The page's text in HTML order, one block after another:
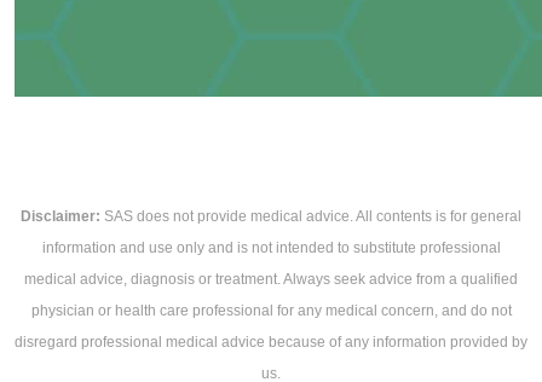
Disclaimer: SAS does not provide medical advice. All contents is for general
information and use only and is not intended to substitute professional
medical advice, diagnosis or treatment. Always seek advice from a qualified
physician or health care professional for any medical concern, and do not
disregard professional medical advice because of any information provided by
us.